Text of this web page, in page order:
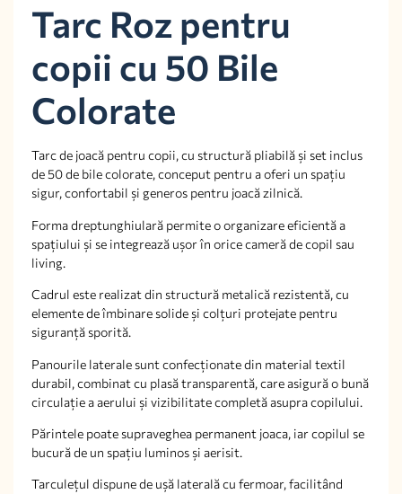
Tarc Roz pentru
copii cu 50 Bile
Colorate
Tarc de joacă pentru copii, cu structură pliabilă și set inclus
de 50 de bile colorate, conceput pentru a oferi un spațiu
sigur, confortabil și generos pentru joacă zilnică.
Forma dreptunghiulară permite o organizare eficientă a
spațiului și se integrează ușor în orice cameră de copil sau
living.
Cadrul este realizat din structură metalică rezistentă, cu
elemente de îmbinare solide și colțuri protejate pentru
siguranță sporită.
Panourile laterale sunt confecționate din material textil
durabil, combinat cu plasă transparentă, care asigură o bună
circulație a aerului și vizibilitate completă asupra copilului.
Părintele poate supraveghea permanent joaca, iar copilul se
bucură de un spațiu luminos și aerisit.
Tarculețul dispune de ușă laterală cu fermoar, facilitând